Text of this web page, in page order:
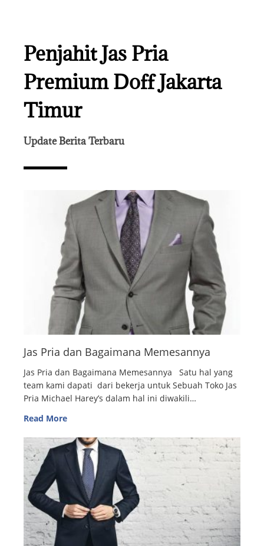
Penjahit Jas Pria
Premium Doff Jakarta
Timur
Update Berita Terbaru
Jas Pria dan Bagaimana Memesannya
Jas Pria dan Bagaimana Memesannya Satu hal yang
team kami dapati dari bekerja untuk Sebuah Toko Jas
Pria Michael Harey’s dalam hal ini diwakili…
Read More